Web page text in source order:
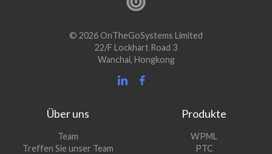
© 2026 OnTheGoSystems Limited
22/F Lockhart Road 3
Wanchai, Hongkong
Über uns
Team
Treffen Sie unser Team
Produkte
WPML
PTC(öffnet